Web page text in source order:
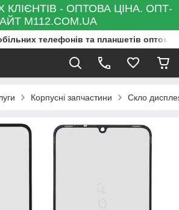
КЛІЄНТІВ - ОПТОВА ЦІНА. ОПТ-
M112.COM.UA
телефонів та планшетів оптом
Корпусні запчастини Скло